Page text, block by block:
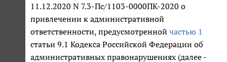
11.12.2020 N 7.3-Пс/1103-0000ПК-2020 о
привлечении к административной
ответственности, предусмотренной частью 1
статьи 9.1 Кодекса Российской Федерации об
административных правонарушениях (далее -